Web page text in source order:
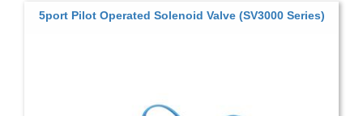
5port Pilot Operated Solenoid Valve (SV3000 Series)